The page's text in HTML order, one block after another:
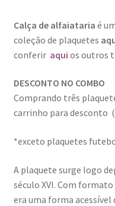
Calça de alfaiataria é
coleção de plaquetes
conferir aqui os outros
DESCONTO NO COMBO
Comprando três
carrinho para desconto
*exceto plaquetes
A plaquete surge logo
século XVI. Com
era uma forma acessível